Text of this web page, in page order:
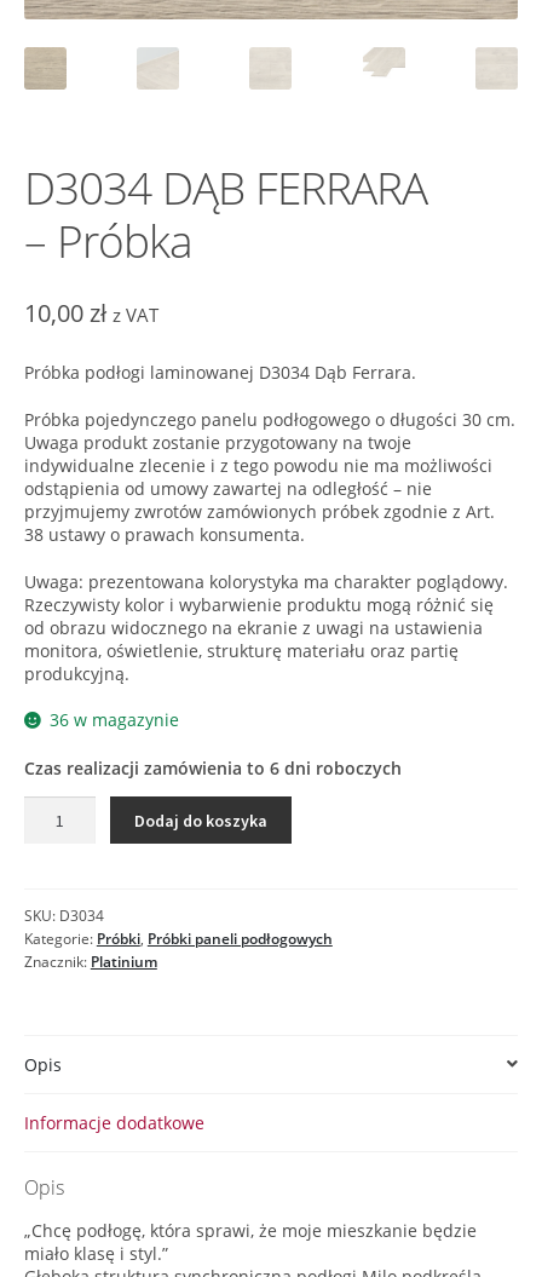
D3034 DĄB FERRARA
– Próbka
10,00zł z VAT
Próbka podłogi laminowanej D3034 Dąb Ferrara.
Próbka pojedynczego panelu podłogowego o długości 30 cm.
Uwaga produkt zostanie przygotowany na twoje
indywidualne zlecenie i z tego powodu nie ma możliwości
odstąpienia od umowy zawartej na odległość – nie
przyjmujemy zwrotów zamówionych próbek zgodnie z Art.
38 ustawy o prawach konsumenta.
Uwaga: prezentowana kolorystyka ma charakter poglądowy.
Rzeczywisty kolor i wybarwienie produktu mogą różnić się
od obrazu widocznego na ekranie z uwagi na ustawienia
monitora, oświetlenie, strukturę materiału oraz partię
produkcyjną.
36 w magazynie
Czas realizacji zamówienia to 6 dni roboczych
D3034
Próbka
Dodaj do koszyka
SKU: D3034
Kategorie: Próbki, Próbki paneli podłogowych
Znacznik: Platinium
Opis
Informacje dodatkowe
Opis
„Chcę podłogę, która sprawi, że moje mieszkanie będzie
miało klasę i styl.”